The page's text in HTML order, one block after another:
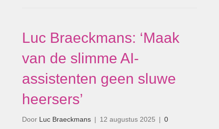
Luc Braeckmans: ‘Maak
van de slimme AI-
assistenten geen sluwe
heersers’
Door Luc Braeckmans | 12 augustus 2025 | 0